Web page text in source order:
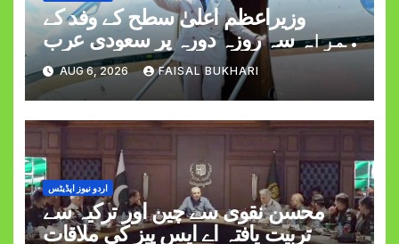
وزیراعظم اعلیٰ سطح کے وفد کے
ہمراہ سہ روزہ دورہ پر سعودی عرب
روانہ
AUG 6, 2026 FAISAL BUKHARI
اردو نیوز اپڈیٹس
محسن نقوی سے چین اور ترکیہ سے
تربیت یافتہ اے ایس پیز کی ملاقات